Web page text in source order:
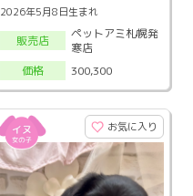
2026年5月8日生まれ
販売店
ペットアミ札幌発
寒店
価格
300,300
お気に入り